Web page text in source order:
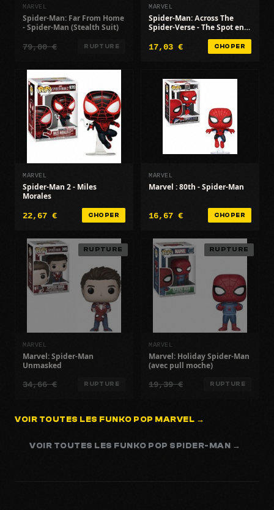
MARVEL
Spider-Man: Far From Home
- Spider-Man (Stealth Suit)
79,00 € RUPTURE
MARVEL
Spider-Man: Across The
Spider-Verse - The Spot en
17,03 € CHOPER
MARVEL
Spider-Man 2 - Miles
Morales
22,67 € CHOPER
MARVEL
Marvel : 80th - Spider-Man
16,67 € CHOPER
RUPTURE
MARVEL
Marvel: Spider-Man
Unmasked
34,66 € RUPTURE
RUPTURE
MARVEL
Marvel: Holiday Spider-Man
(avec pull moche)
19,39 € RUPTURE
VOIR TOUTES LES FUNKO POP MARVEL →
VOIR TOUTES LES FUNKO POP SPIDER-MAN →